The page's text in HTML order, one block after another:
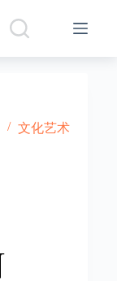
文化艺术